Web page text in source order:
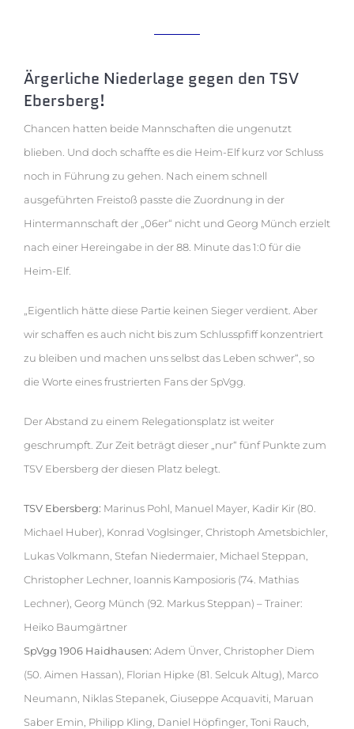
Ärgerliche Niederlage gegen den TSV
Ebersberg!
Chancen hatten beide Mannschaften die ungenutzt
blieben. Und doch schaffte es die Heim-Elf kurz vor Schluss
noch in Führung zu gehen. Nach einem schnell
ausgeführten Freistoß passte die Zuordnung in der
Hintermannschaft der „06er“ nicht und Georg Münch erzielt
nach einer Hereingabe in der 88. Minute das 1:0 für die
Heim-Elf.
„Eigentlich hätte diese Partie keinen Sieger verdient. Aber
wir schaffen es auch nicht bis zum Schlusspfiff konzentriert
zu bleiben und machen uns selbst das Leben schwer“, so
die Worte eines frustrierten Fans der SpVgg.
Der Abstand zu einem Relegationsplatz ist weiter
geschrumpft. Zur Zeit beträgt dieser „nur“ fünf Punkte zum
TSV Ebersberg der diesen Platz belegt.
TSV Ebersberg: Marinus Pohl, Manuel Mayer, Kadir Kir (80.
Michael Huber), Konrad Voglsinger, Christoph Ametsbichler,
Lukas Volkmann, Stefan Niedermaier, Michael Steppan,
Christopher Lechner, Ioannis Kamposioris (74. Mathias
Lechner), Georg Münch (92. Markus Steppan) – Trainer:
Heiko Baumgärtner
SpVgg 1906 Haidhausen: Adem Ünver, Christopher Diem
(50. Aimen Hassan), Florian Hipke (81. Selcuk Altug), Marco
Neumann, Niklas Stepanek, Giuseppe Acquaviti, Maruan
Saber Emin, Philipp Kling, Daniel Höpfinger, Toni Rauch,